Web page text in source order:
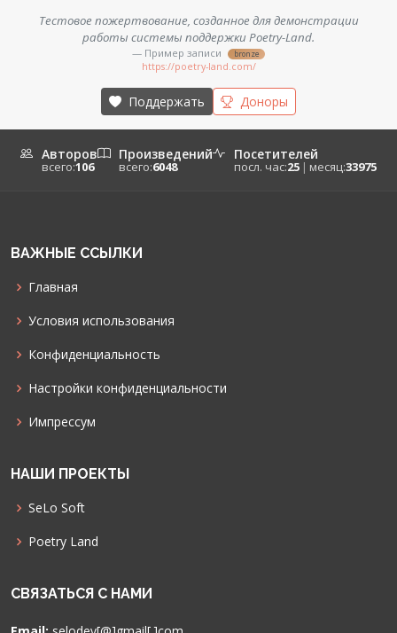
Тестовое пожертвование, созданное для демонстрации
работы системы поддержки Poetry-Land.
— Пример записи bronze
https://poetry-land.com/
Поддержать Доноры
Авторов
всего:106
Произведений
всего:6048
Посетителей
посл. час:25 | месяц:33975
ВАЖНЫЕ ССЫЛКИ
Главная
Условия использования
Конфиденциальность
Настройки конфиденциальности
Импрессум
НАШИ ПРОЕКТЫ
SeLo Soft
Poetry Land
СВЯЗАТЬСЯ С НАМИ